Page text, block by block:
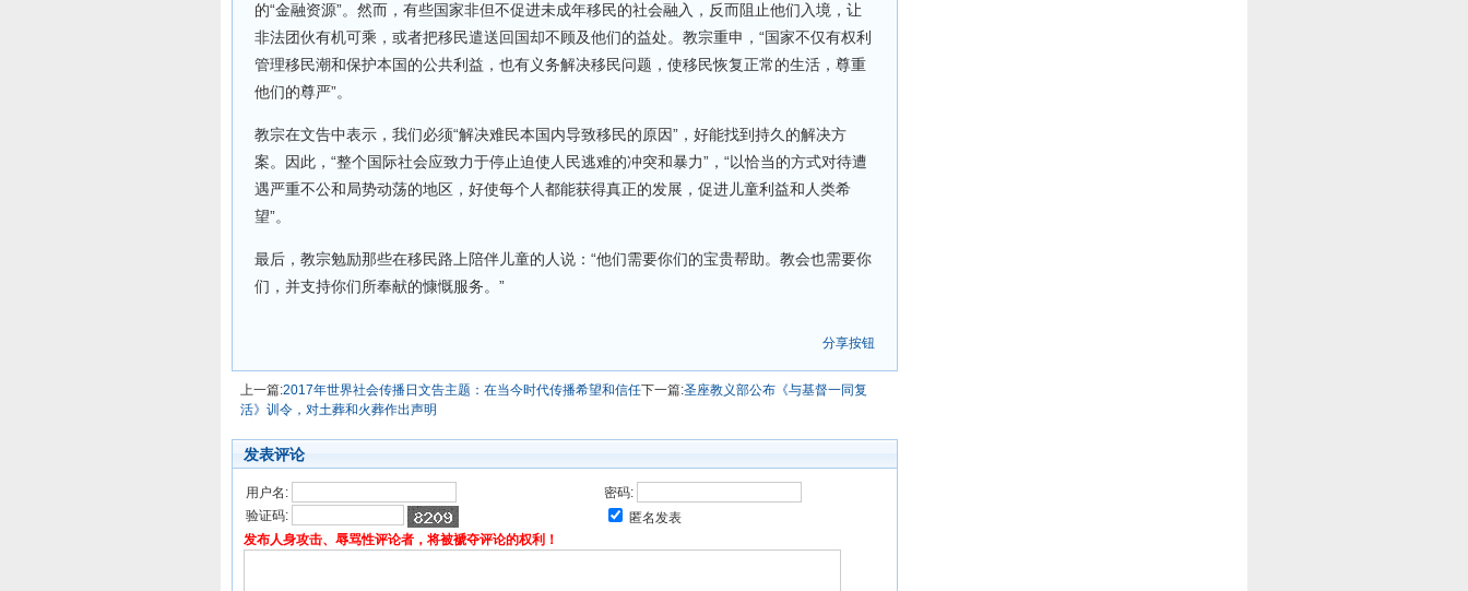
的“金融资源”。然而，有些国家非但不促进未成年移民的社会融入，反而阻止他们入境，让
非法团伙有机可乘，或者把移民遣送回国却不顾及他们的益处。教宗重申，“国家不仅有权利
管理移民潮和保护本国的公共利益，也有义务解决移民问题，使移民恢复正常的生活，尊重
他们的尊严”。
教宗在文告中表示，我们必须“解决难民本国内导致移民的原因”，好能找到持久的解决方
案。因此，“整个国际社会应致力于停止迫使人民逃难的冲突和暴力”，“以恰当的方式对待遭
遇严重不公和局势动荡的地区，好使每个人都能获得真正的发展，促进儿童利益和人类希
望”。
最后，教宗勉励那些在移民路上陪伴儿童的人说：“他们需要你们的宝贵帮助。教会也需要你
们，并支持你们所奉献的慷慨服务。”
分享按钮
上一篇:2017年世界社会传播日文告主题：在当今时代传播希望和信任下一篇:圣座教义部公布《与基督一同复
活》训令，对土葬和火葬作出声明
发表评论
用户名:
密码:
验证码:
匿名发表
发布人身攻击、辱骂性评论者，将被褫夺评论的权利！